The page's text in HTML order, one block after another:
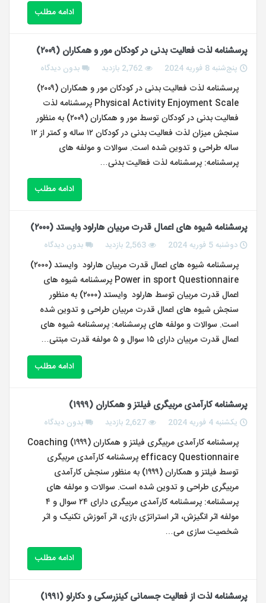
ادامه مطلب
پرسشنامه لذت فعالیت بدنی در کودکان مور و همکاران (۲۰۰۹)
پنج‌شنبه 8 فوریه 2024 2,762 بازدید بدون دیدگاه
پرسشنامه لذت فعالیت بدنی در کودکان مور و همکاران (۲۰۰۹)
Physical Activity Enjoyment Scale پرسشنامه لذت
فعالیت بدنی در کودکان توسط مور و همکاران (۲۰۰۹) به منظور
سنجش میزان لذت فعالیت بدنی در کودکان ۱۲ ساله و کمتر از ۱۲
ساله طراحی و تدوین شده است. سوالات و مولفه های
پرسشنامه: پرسشنامه لذت فعالیت بدنی…
ادامه مطلب
پرسشنامه شیوه های اعمال قدرت مربیان هارلود وایستد (۲۰۰۰)
دوشنبه 5 فوریه 2024 2,563 بازدید بدون دیدگاه
پرسشنامه شیوه های اعمال قدرت مربیان هارلود وایستد (۲۰۰۰)
Power in sport Questionnaire پرسشنامه شیوه های
اعمال قدرت مربیان توسط هارلود وایستد (۲۰۰۰) به منظور
سنجش شیوه های اعمال قدرت مربیان طراحی و تدوین شده
است. سوالات و مولفه های پرسشنامه: پرسشنامه شیوه های
اعمال قدرت مربیان دارای ۱۵ سوال و ۵ مولفه قدرت مبتنی…
ادامه مطلب
پرسشنامه کارآمدی مربیگری فیلتز و همکاران (۱۹۹۹)
یکشنبه 4 فوریه 2024 2,627 بازدید بدون دیدگاه
پرسشنامه کارآمدی مربیگری فیلتز و همکاران (۱۹۹۹) Coaching
efficacy Questionnaire پرسشنامه کارآمدی مربیگری
توسط فیلتز و همکاران (۱۹۹۹) به منظور سنجش کارآمدی
مربیگری طراحی و تدوین شده است. سوالات و مولفه های
پرسشنامه: پرسشنامه کارآمدی مربیگری دارای ۲۴ سوال و ۴
مولفه اثر انگیزش، اثر استراتژی بازی، اثر آموزش تکنیک و اثر
شخصیت سازی می…
ادامه مطلب
پرسشنامه لذت از فعالیت جسمانی کینزرسکی و دکارلو (۱۹۹۱)